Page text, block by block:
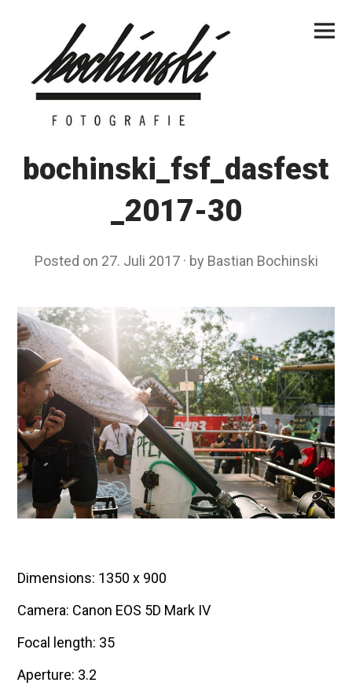
Menu
bochinski_fsf_dasfest
_2017-30
Posted on 27. Juli 2017 by Bastian Bochinski
Dimensions: 1350 x 900
Camera: Canon EOS 5D Mark IV
Focal length: 35
Aperture: 3.2